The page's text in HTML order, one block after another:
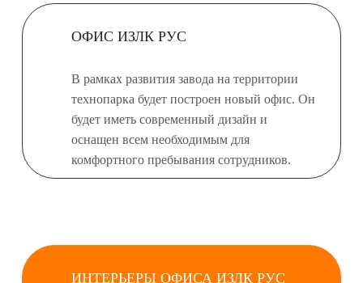
ОФИС ИЗЛК РУС
В рамках развития завода на территории
технопарка будет построен новый офис. Он
будет иметь современный дизайн и
оснащен всем необходимым для
комфортного пребывания сотрудников.
ИНТЕРЬЕРЫ ОФИСА ИЗЛК РУС